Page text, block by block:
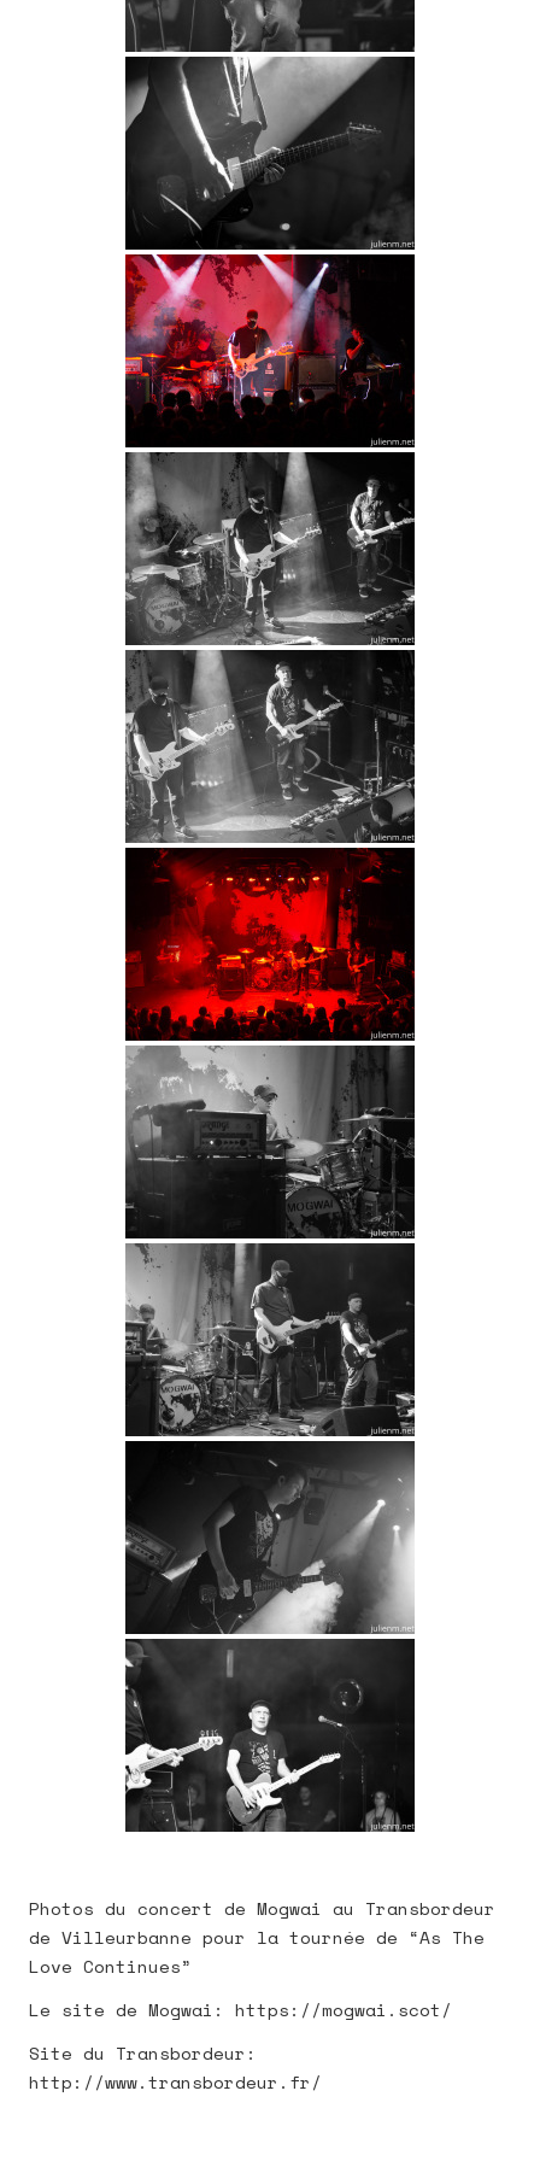
Photos du concert de Mogwai au Transbordeur
de Villeurbanne pour la tournée de “As The
Love Continues”
Le site de Mogwai: https://mogwai.scot/
Site du Transbordeur:
http://www.transbordeur.fr/